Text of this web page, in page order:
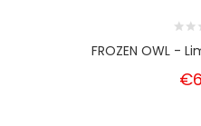
FROZEN OWL -